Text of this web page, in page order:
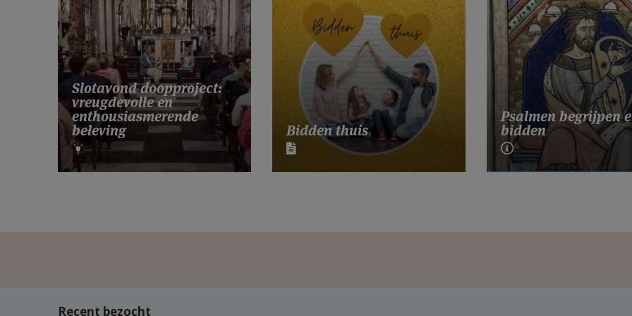
Slotavond doopproject:
vreugdevolle en
enthousiasmerende
beleving Bidden thuis
Psalmen begrijpen
bidden
Recent bezocht